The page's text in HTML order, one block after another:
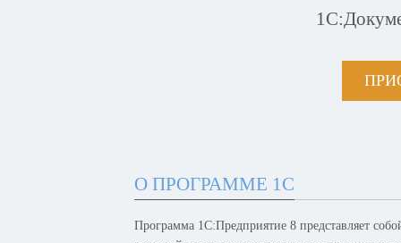
О ПРОГРАММЕ 1С
Программа 1С:Предприятие 8 представляет